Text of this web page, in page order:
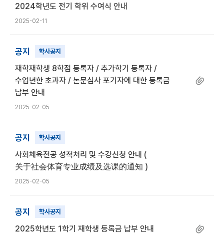
2024학년도 전기 학위 수여식 안내
2025-02-11
공지 학사공지
재학재학생 8학점 등록자 / 추가학기 등록자 /
수업년한 초과자 / 논문심사 포기자에 대한 등록금
납부 안내
2025-02-05
공지 학사공지
사회체육전공 성적처리 및 수강신청 안내 (
关于社会体育专业成绩及选课的通知 )
2025-02-05
공지 학사공지
2025학년도 1학기 재학생 등록금 납부 안내